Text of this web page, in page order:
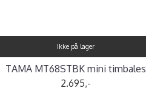
Ikke på lager
TAMA MT68STBK mini timbales
2.695,-